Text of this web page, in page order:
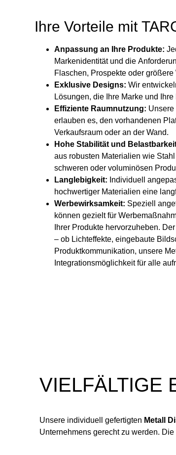
Ihre Vorteile mit
Anpassung an Ihre Produkte:
Markenidentität und die
Flaschen, Prospekte oder größere
Exklusive Designs: Wir
Lösungen, die Ihre Marke und
Effiziente Raumnutzung: Unsere
erlauben es, den vorhandenen
Verkaufsraum oder an der Wand.
Hohe Stabilität und
aus robusten Materialien wie
schweren oder voluminösen
Langlebigkeit: Individuell
hochwertiger Materialien eine
Werbewirksamkeit: Speziell
können gezielt für
Ihrer Produkte hervorzuheben.
– ob Lichteffekte, eingebaute
Produktkommunikation, unsere
Integrationsmöglichkeit für alle
VIELFÄLTIGE
Unsere individuell gefertigten Metall
Unternehmens gerecht zu werden.